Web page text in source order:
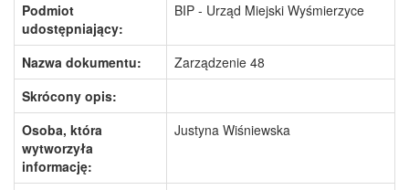
Podmiot
udostępniający:
BIP - Urząd Miejski Wyśmierzyce
Nazwa dokumentu:
Zarządzenie 48
Skrócony opis:
Osoba, która
wytworzyła
informację:
Justyna Wiśniewska